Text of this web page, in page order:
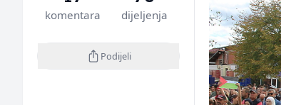
komentara dijeljenja
Podijeli